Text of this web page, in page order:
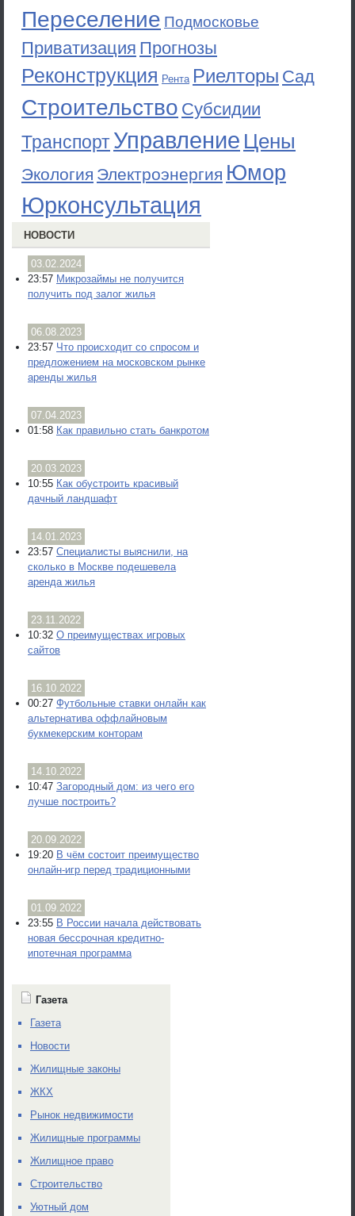
Переселение Подмосковье
Приватизация Прогнозы
Реконструкция Рента Риелторы Сад
Строительство Субсидии
ТранспортУправление Цены
Экология Электроэнергия Юмор
Юрконсультация
НОВОСТИ
03.02.2024
23:57 Микрозаймы не получится
получить под залог жилья
06.08.2023
23:57 Что происходит со спросом и
предложением на московском рынке
аренды жилья
07.04.2023
01:58 Как правильно стать банкротом
20.03.2023
10:55 Как обустроить красивый
дачный ландшафт
14.01.2023
23:57 Специалисты выяснили, на
сколько в Москве подешевела
аренда жилья
23.11.2022
10:32 О преимуществах игровых
сайтов
16.10.2022
00:27 Футбольные ставки онлайн как
альтернатива оффлайновым
букмекерским конторам
14.10.2022
10:47 Загородный дом: из чего его
лучше построить?
20.09.2022
19:20 В чём состоит преимущество
онлайн-игр перед традиционными
01.09.2022
23:55 В России начала действовать
новая бессрочная кредитно-
ипотечная программа
Газета
Газета
Новости
Жилищные законы
ЖКХ
Рынок недвижимости
Жилищные программы
Жилищное право
Строительство
Уютный дом